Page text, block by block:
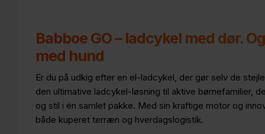
Babboe GO – ladcykel med dør.
med hund
Er du på udkig efter en el-ladcykel, der gør selv de
den ultimative ladcykel-løsning til aktive børnefamilier,
og stil i én samlet pakke. Med sin kraftige motor og
både kuperet terræn og hverdagslogistik.